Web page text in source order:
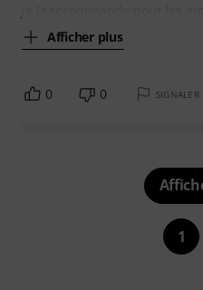
Afficher plus
0 0
1